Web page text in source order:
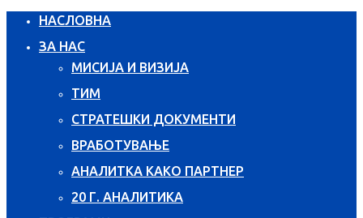
НАСЛОВНА
ЗА НАС
МИСИЈА И ВИЗИЈА
ТИМ
СТРАТЕШКИ ДОКУМЕНТИ
ВРАБОТУВАЊЕ
АНАЛИТКА КАКО ПАРТНЕР
20 Г. АНАЛИТИКА